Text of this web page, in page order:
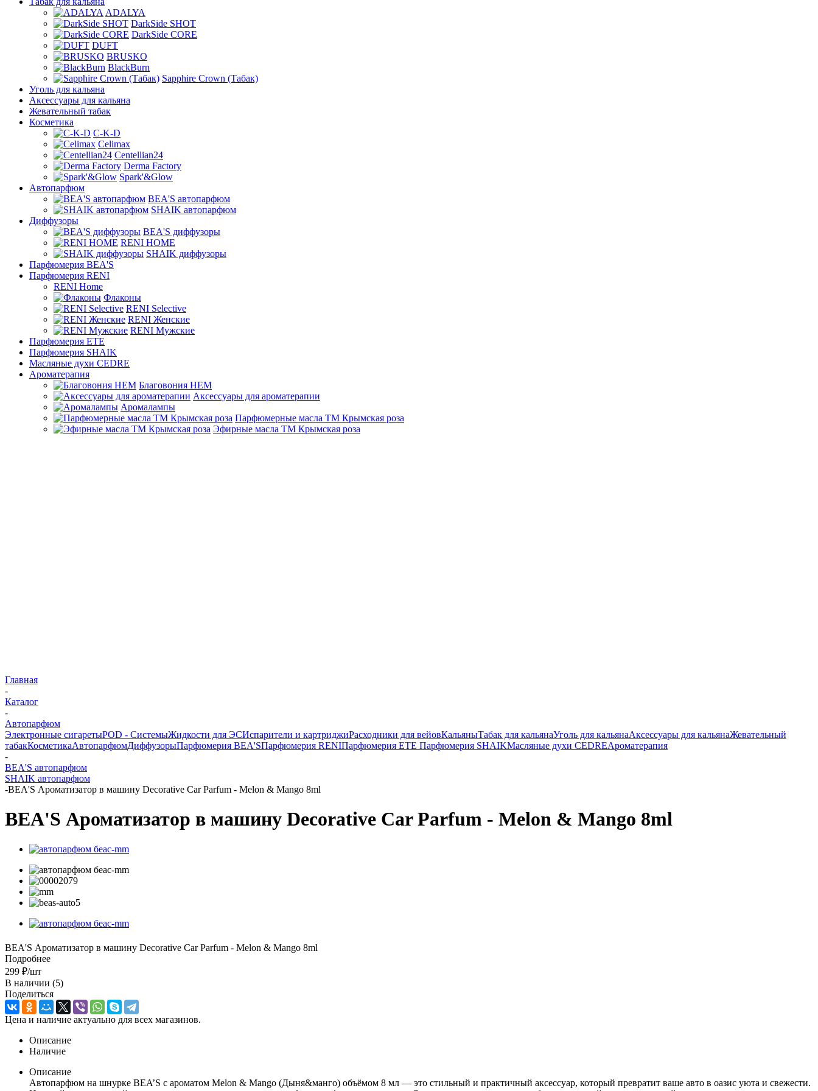
ADALYA
DarkSide SHOT
DarkSide CORE
DUFT
BRUSKO
BlackBurn
Sapphire Crown (Табак)
Уголь для кальяна
Аксессуары для кальяна
Жевательный табак
Косметика
C-K-D
Celimax
Centellian24
Derma Factory
Spark'&Glow
Автопарфюм
BEA'S автопарфюм
SHAIK автопарфюм
Диффузоры
BEA'S диффузоры
RENI HOME
SHAIK диффузоры
Парфюмерия BEA'S
Парфюмерия RENI
RENI Home
Флаконы
RENI Selective
RENI Женские
RENI Мужские
Парфюмерия ETE
Парфюмерия SHAIK
Масляные духи CEDRE
Ароматерапия
Благовония HEM
Аксессуары для ароматерапии
Аромалампы
Парфюмерные масла ТМ Крымская роза
Эфирные масла ТМ Крымская роза
Главная
-
Каталог
-
Автопарфюм
Электронные сигаретыPOD - СистемыЖидкости для ЭСИспарители и картриджиРасходники для вейовКальяныТабак для кальянаУголь для кальянаАксессуары для кальянаЖевательный
табакКосметикаАвтопарфюмДиффузорыПарфюмерия BEA'SПарфюмерия RENIПарфюмерия ETE Парфюмерия SHAIKМасляные духи CEDREАроматерапия
-
BEA'S автопарфюм
SHAIK автопарфюм
-BEA'S Ароматизатор в машину Decorative Car Parfum - Melon & Mango 8ml
BEA'S Ароматизатор в машину Decorative Car Parfum - Melon & Mango 8ml
BEA'S Ароматизатор в машину Decorative Car Parfum - Melon & Mango 8ml
Подробнее
299 ₽/шт
В наличии (5)
Поделиться
Цена и наличие актуально для всех магазинов.
Описание
Наличие
Описание
Автопарфюм на шнурке BEA’S с ароматом Melon & Mango (Дыня&манго) объёмом 8 мл — это стильный и практичный аксессуар, который превратит ваше авто в оазис уюта и свежести.